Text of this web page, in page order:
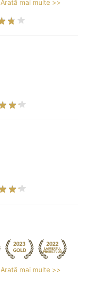
Arată mai multe >>
Arată mai multe >>